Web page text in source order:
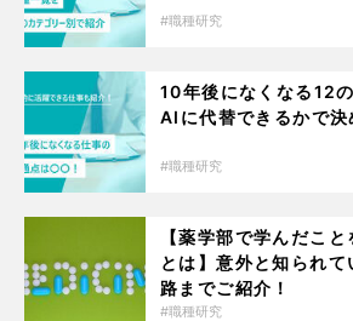
職種研究
10年後になくなる12
AIに代替できるかで決
職種研究
【薬学部で学んだこ
とは】意外と知られ
路までご紹介！
職種研究